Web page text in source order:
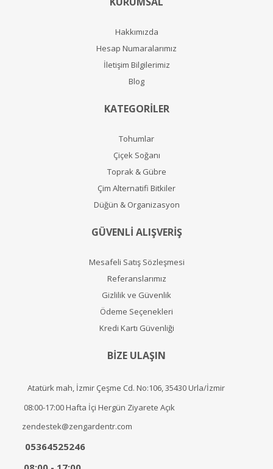
Hakkımızda
Hesap Numaralarımız
İletişim Bilgilerimiz
Blog
KATEGORİLER
Tohumlar
Çiçek Soğanı
Toprak & Gübre
Çim Alternatifi Bitkiler
Düğün & Organizasyon
GÜVENLİ ALIŞVERİŞ
Mesafeli Satış Sözleşmesi
Referanslarımız
Gizlilik ve Güvenlik
Ödeme Seçenekleri
Kredi Kartı Güvenliği
BİZE ULAŞIN
Atatürk mah, İzmir Çeşme Cd. No:106, 35430 Urla/İzmir
08:00-17:00 Hafta İçi Hergün Ziyarete Açık
zendestek@zengardentr.com
05364525246